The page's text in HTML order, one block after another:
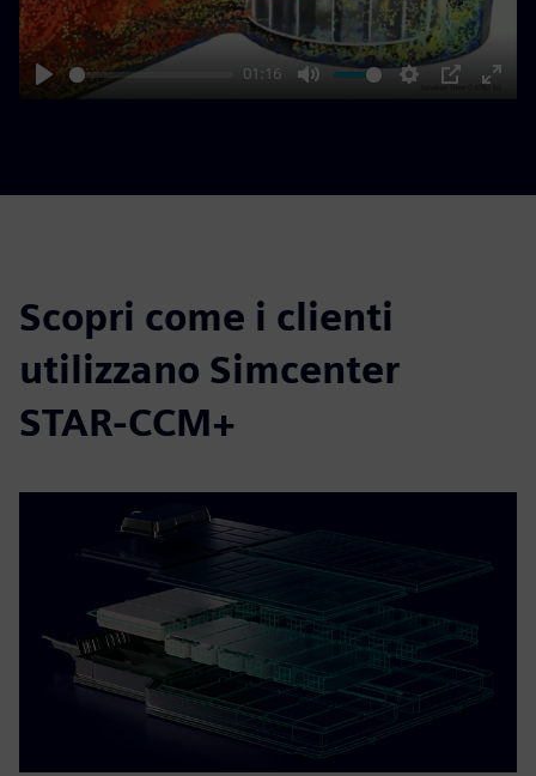
01:16
Mute Settings
PIP
Enter
Scopri come i clienti
utilizzano Simcenter
STAR-CCM+